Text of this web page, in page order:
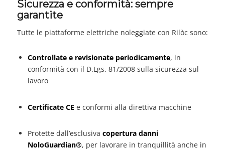
Sicurezza e conformità: sempre
garantite
Tutte le piattaforme elettriche noleggiate con Rilòc sono:
Controllate e revisionate periodicamente, in
conformità con il D.Lgs. 81/2008 sulla sicurezza sul
lavoro
Certificate CE e conformi alla direttiva macchine
Protette dall’esclusiva copertura danni
NoloGuardian®, per lavorare in tranquillità anche in